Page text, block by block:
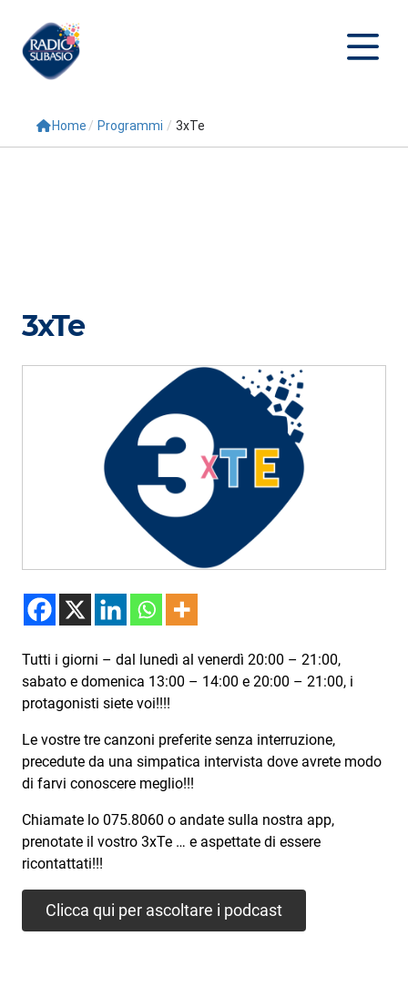
Cerca
Conduttori
3xTe
Interviste
Novità
Subasio Playlist
Radio Subasio
Radio Subasio +
Radio Subasio Disco Club
Radio Suby
Subasio Collection
Subasio Per Un’Ora D’Amore
Video
Foto
Home / Programmi / 3xTe
3xTe
Tutti i giorni – dal lunedì al venerdì 20:00 – 21:00,
sabato e domenica 13:00 – 14:00 e 20:00 – 21:00, i
protagonisti siete voi!!!!
Le vostre tre canzoni preferite senza interruzione,
precedute da una simpatica intervista dove avrete modo
di farvi conoscere meglio!!!
Chiamate lo 075.8060 o andate sulla nostra app,
prenotate il vostro 3xTe … e aspettate di essere
ricontattati!!!
Clicca qui per ascoltare i podcast